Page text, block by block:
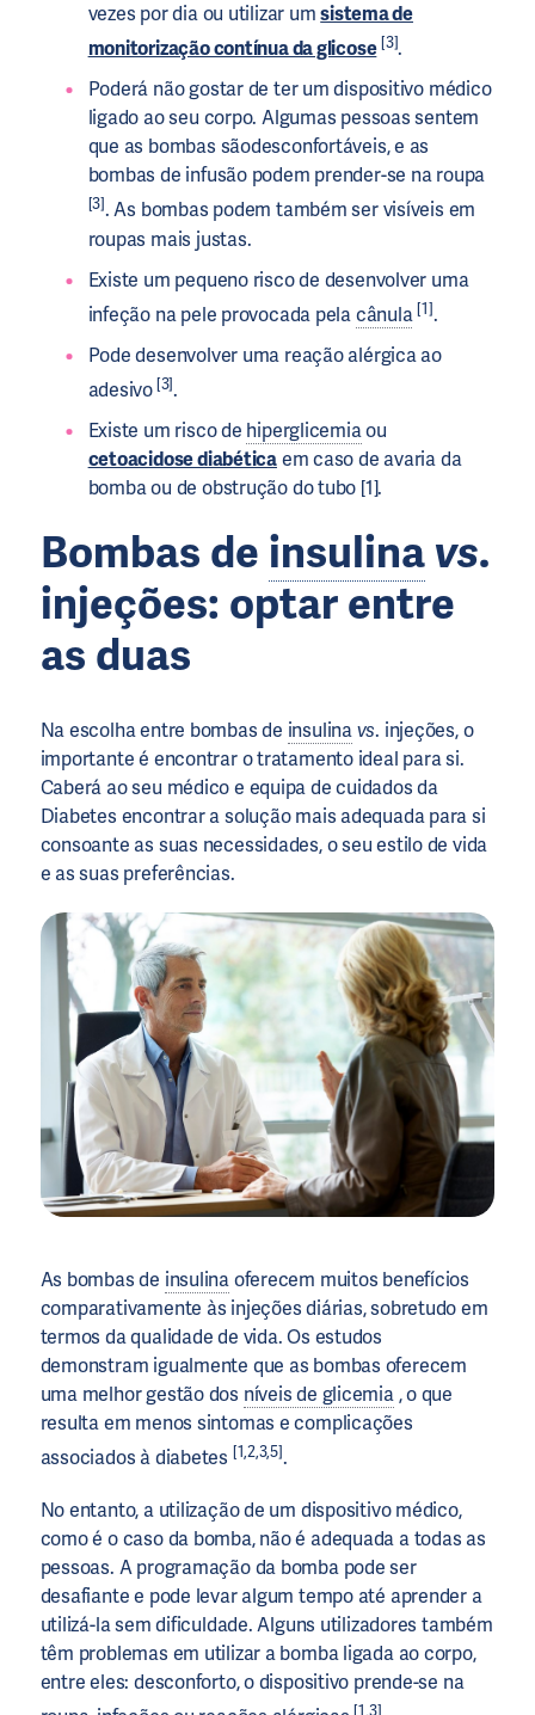
vezes por dia ou utilizar umsistema de
monitorização contínua da glicose [3].
Poderá não gostar de ter um dispositivo médico
ligado ao seu corpo. Algumas pessoas sentem
que as bombas sãodesconfortáveis, e as
bombas de infusão podem prender-se na roupa
[3]. As bombas podem também ser visíveis em
roupas mais justas.
Existe um pequeno risco de desenvolver uma
infeção na pele provocada pelacânula [1].
Pode desenvolver uma reação alérgica ao
adesivo[3].
Existe um risco de hiperglicemiaou
cetoacidose diabéticaem caso de avaria da
bomba ou de obstrução do tubo [1].
Bombas de insulina vs.
injeções: optar entre
as duas
Na escolha entre bombas de insulinavs. injeções, o
importante é encontrar o tratamento ideal para si.
Caberá ao seu médico e equipa de cuidados da
Diabetes encontrar a solução mais adequada para si
consoante as suas necessidades, o seu estilo de vida
e as suas preferências.
As bombas de insulinaoferecem muitos benefícios
comparativamente às injeções diárias, sobretudo em
termos da qualidade de vida. Os estudos
demonstram igualmente que as bombas oferecem
uma melhor gestão dos níveis de glicemia, o que
resulta em menos sintomas e complicações
associados à diabetes [1,2,3,5].
No entanto, a utilização de um dispositivo médico,
como é o caso da bomba, não é adequada a todas as
pessoas. A programação da bomba pode ser
desafiante e pode levar algum tempo até aprender a
utilizá-la sem dificuldade. Alguns utilizadores também
têm problemas em utilizar a bomba ligada ao corpo,
entre eles: desconforto, o dispositivo prende-se na
[1,3]